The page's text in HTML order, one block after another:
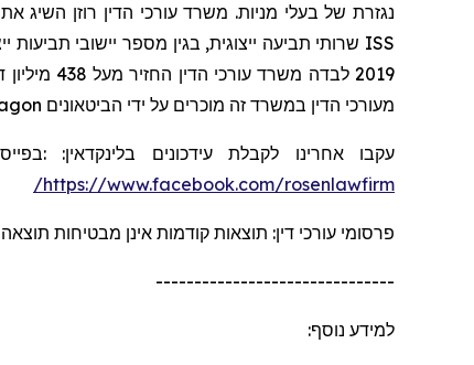
נגזרת של בעלי מניות. משרד עורכי הדין רוזן השיג
ISS
2019 לבדה משרד עורכי הדין החזיר מעל 438 מיליון דולרים למשקיעים. בשנת 2020, השותף המייסד לורנס רוזן הוכרז על ידי חברת
מעורכי הדין במשרד זה מוכרים על ידי הביטאונים
עקבו אחרינו לקבלתעידכונים בלינקדאין:
:
https://www.facebook.com/rosenlawfirm/
פרסומי עורכי דין: תוצאות קודמות אינן מבטיחות
-------------------------------
למידע נוסף: